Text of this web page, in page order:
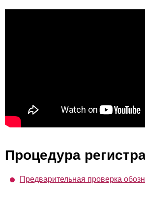
Процедура
Предварительная проверка